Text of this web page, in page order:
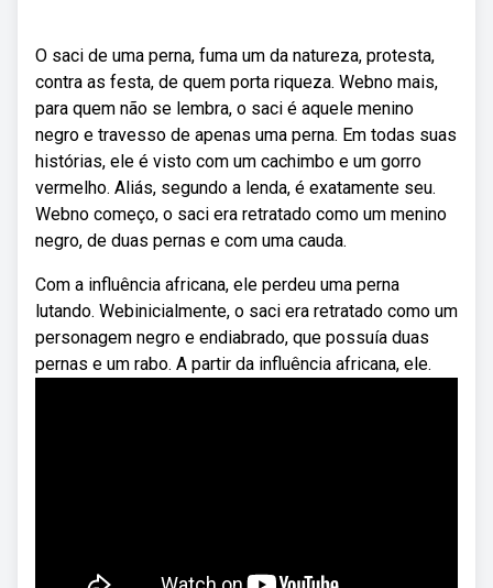
O saci de uma perna, fuma um da natureza, protesta,
contra as festa, de quem porta riqueza. Webno mais,
para quem não se lembra, o saci é aquele menino
negro e travesso de apenas uma perna. Em todas suas
histórias, ele é visto com um cachimbo e um gorro
vermelho. Aliás, segundo a lenda, é exatamente seu.
Webno começo, o saci era retratado como um menino
negro, de duas pernas e com uma cauda.
Com a influência africana, ele perdeu uma perna
lutando. Webinicialmente, o saci era retratado como um
personagem negro e endiabrado, que possuía duas
pernas e um rabo. A partir da influência africana, ele.